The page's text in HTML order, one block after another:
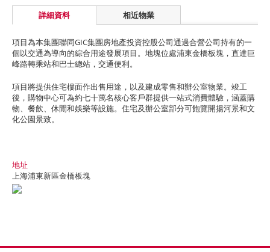
詳細資料 相近物業
項目為本集團聯同GIC集團房地產投資控股公司通過合營公司持有的一
個以交通為導向的綜合用途發展項目。地塊位處浦東金橋板塊，直達巨
峰路轉乘站和巴士總站，交通便利。
項目將提供住宅樓面作出售用途，以及建成零售和辦公室物業。竣工
後，購物中心可為約七十萬名核心客戶群提供一站式消費體驗，涵蓋購
物、餐飲、休閒和娛樂等設施。住宅及辦公室部分可飽覽開揚河景和文
化公園景致。
地址
上海浦東新區金橋板塊